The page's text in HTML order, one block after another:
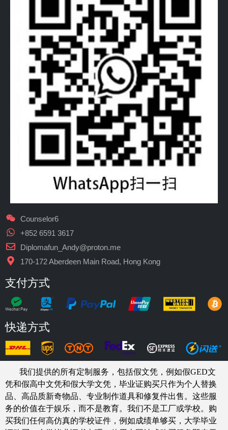
Counselor6
+852 6591 3617
Diplomafun_Andy@proton.me
170-172 Aberdeen Main Road, Hong Kong
支付方式
快递方式
我们提供的所有定制服务，包括假文凭，例如假GED文
凭和假高中文凭和假大学文凭， 毕业证购买只作为个人替换
品、高品质新奇物品、专业制作道具和修复件出售。这些服
务的价值在于娱乐，而不是教育。我们不是工厂或学校。购
买我们任何高仿真的学校证件，例如成绩单够买 ，大学毕业